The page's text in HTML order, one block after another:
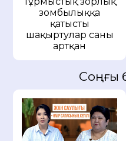
зомбылыққа
қатысты
шақыртулар саны
артқан
Соңғы